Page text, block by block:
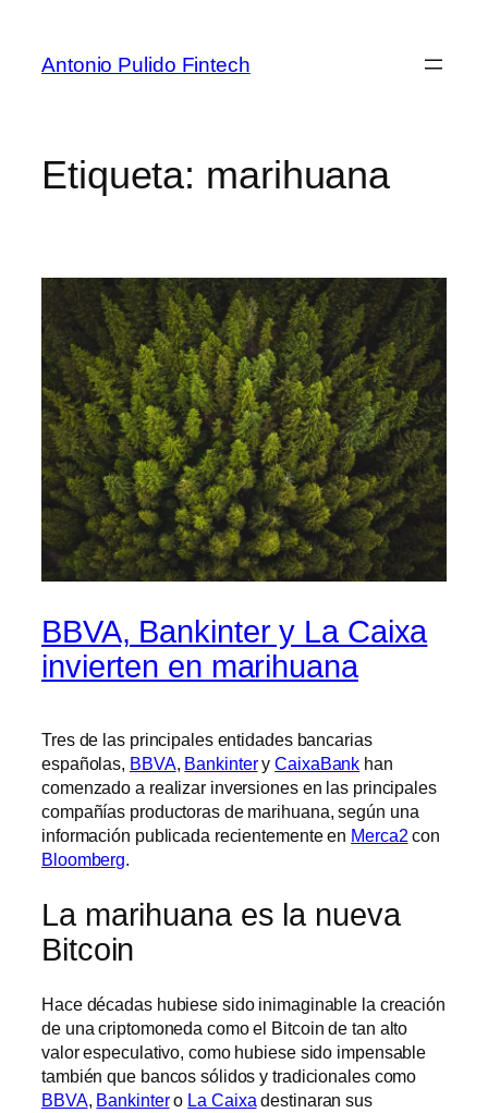
Antonio Pulido Fintech
Etiqueta: marihuana
BBVA, Bankinter y La Caixa
invierten en marihuana
Tres de las principales entidades bancarias
españolas, BBVA, BankinteryCaixaBank han
comenzado a realizar inversiones en las principales
compañías productoras de marihuana, según una
información publicada recientemente en Merca2 con
Bloomberg.
La marihuana es la nueva
Bitcoin
Hace décadas hubiese sido inimaginable la creación
de una criptomoneda como el Bitcoin de tan alto
valor especulativo, como hubiese sido impensable
también que bancos sólidos y tradicionales como
BBVA, Bankintero La Caixa destinaran sus